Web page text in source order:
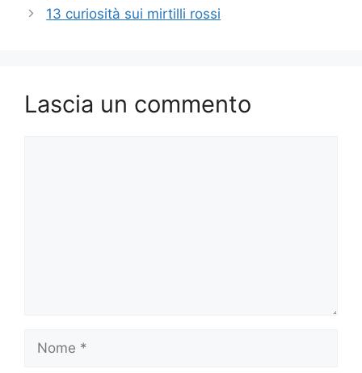
13 curiosità sui mirtilli rossi
Lascia un commento
Nome